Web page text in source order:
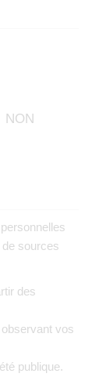
NON
sources
des
vos
publique.